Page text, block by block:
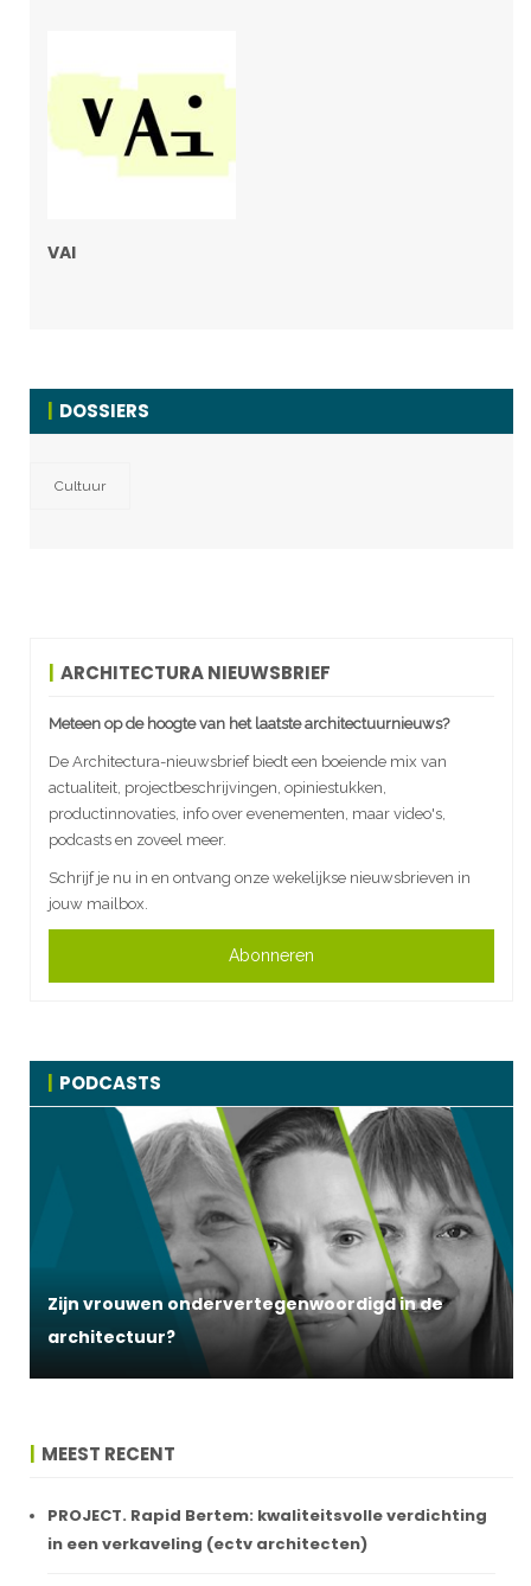
VAI
DOSSIERS
Cultuur
ARCHITECTURA NIEUWSBRIEF
Meteen op de hoogte van het laatste architectuurnieuws?
De Architectura-nieuwsbrief biedt een boeiende mix van
actualiteit, projectbeschrijvingen, opiniestukken,
productinnovaties, info over evenementen, maar video's,
podcasts en zoveel meer.
Schrijf je nu in en ontvang onze wekelijkse nieuwsbrieven in
jouw mailbox.
Abonneren
PODCASTS
Zijn vrouwen ondervertegenwoordigd in de
architectuur?
MEEST RECENT
PROJECT. Rapid Bertem: kwaliteitsvolle verdichting
in een verkaveling (ectv architecten)